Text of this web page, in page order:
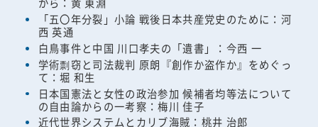
「五〇年分裂」小論 戦後日本共産党史のために：河
西 英通
白鳥事件と中国 川口孝夫の「遺書」：今西 一
学術剽窃と司法裁判 原朗『創作か盗作か』をめぐっ
て：堀 和生
日本国憲法と女性の政治参加 候補者均等法について
の自由論からの一考察：梅川 佳子
近代世界システムとカリブ海賊：桃井 治郎